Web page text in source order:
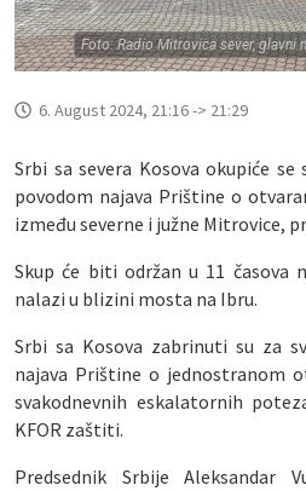
Foto: Radio Mitrovica sever, glavni
6. August 2024, 21:16 -> 21:29
Srbi sa severa Kosova okupiće
povodom najava Prištine o
između severne i južne Mitrovice,
Skup će biti održan u 11 časova
nalazi u blizini mosta na Ibru.
Srbi sa Kosova zabrinuti su za
najava Prištine o jednostranom
svakodnevnih eskalatornih
KFOR zaštiti.
Predsednik Srbije Aleksandar